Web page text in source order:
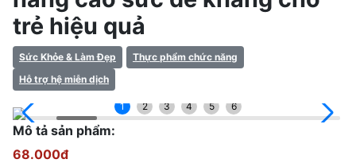
trẻ hiệu quả
Sức Khỏe & Làm Đẹp
Thực phẩm chức năng
Hỗ trợ hệ miễn dịch
1 2 3 4 5 6
Mô tả sản phẩm:
68.000đ